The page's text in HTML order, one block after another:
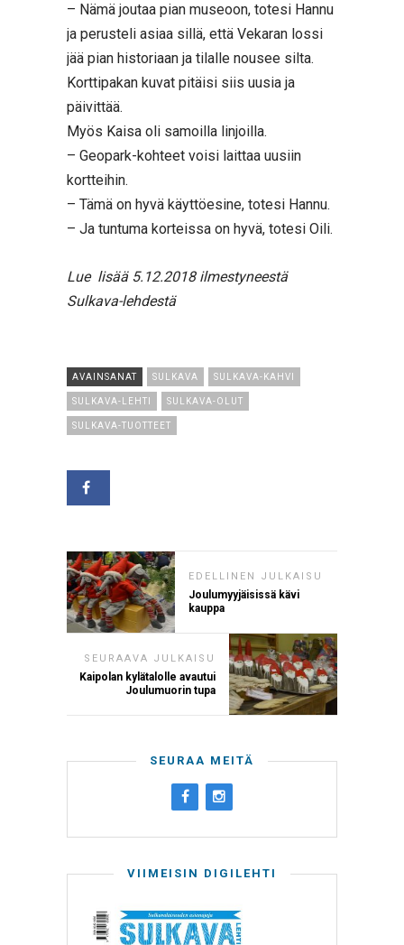
– Nämä joutaa pian museoon, totesi Hannu
ja perusteli asiaa sillä, että Vekaran lossi
jää pian historiaan ja tilalle nousee silta.
Korttipakan kuvat pitäisi siis uusia ja
päivittää.
Myös Kaisa oli samoilla linjoilla.
– Geopark-kohteet voisi laittaa uusiin
kortteihin.
– Tämä on hyvä käyttöesine, totesi Hannu.
– Ja tuntuma korteissa on hyvä, totesi Oili.
Lue lisää 5.12.2018 ilmestyneestä
Sulkava-lehdestä
AVAINSANAT SULKAVA SULKAVA-KAHVI
SULKAVA-LEHTI SULKAVA-OLUT
SULKAVA-TUOTTEET
EDELLINEN JULKAISU
Joulumyyjäisissä kävi
kauppa
SEURAAVA JULKAISU
Kaipolan kylätalolle avautui
Joulumuorin tupa
SEURAA MEITÄ
VIIMEISIN DIGILEHTI